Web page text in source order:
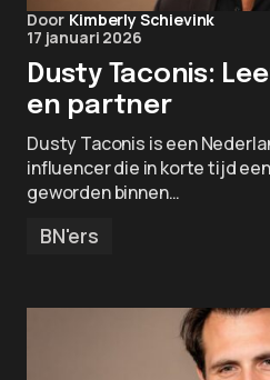
Door Kimberly Schievink
17 januari 2026
Dusty Taconis:
en partner
Dusty Taconis is een
influencer die in korte tijd
geworden binnen…
BN'ers